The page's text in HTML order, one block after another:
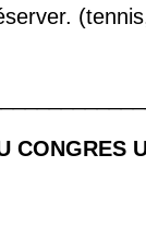
CONGRES